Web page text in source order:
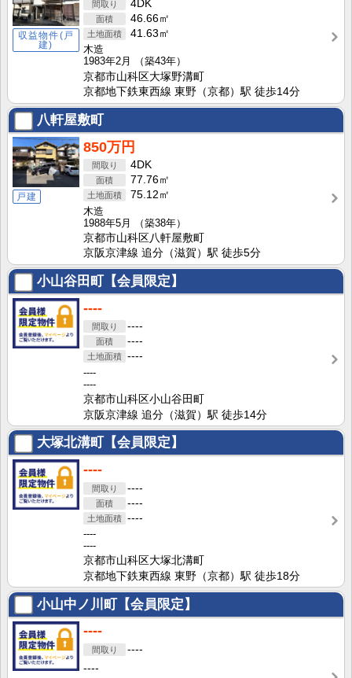
収益物件(戸
建)
4DK
46.66㎡
41.63㎡
木造
1983年2月
（築43年）
京都市山科区大塚野溝町
京都地下鉄東西線 東野（京都）駅 徒歩14分
八軒屋敷町
戸建
850万円
4DK
77.76㎡
75.12㎡
木造
1988年5月
（築38年）
京都市山科区八軒屋敷町
京阪京津線 追分（滋賀）駅 徒歩5分
小山谷田町【会員限定】
----
----
----
----
----
----
京都市山科区小山谷田町
京阪京津線 追分（滋賀）駅 徒歩14分
大塚北溝町【会員限定】
----
----
----
----
----
----
京都市山科区大塚北溝町
京都地下鉄東西線 東野（京都）駅 徒歩18分
小山中ノ川町【会員限定】
----
----
----